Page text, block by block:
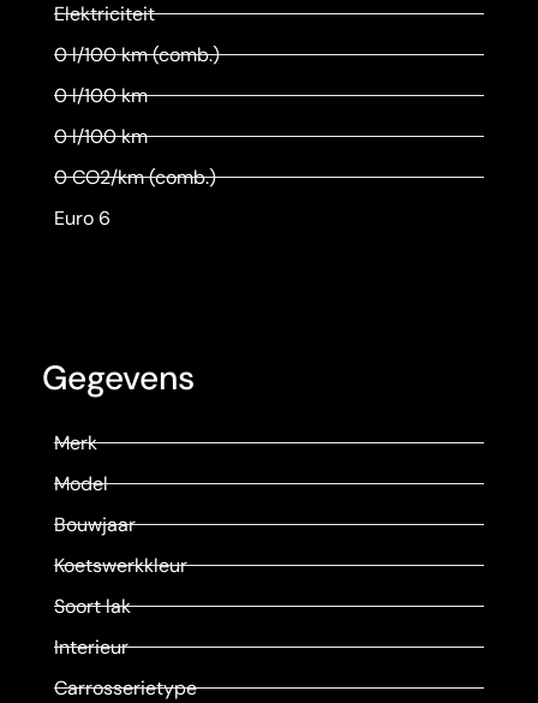
Elektriciteit
0 l/100 km (comb.)
0 l/100 km
0 l/100 km
0 CO2/km (comb.)
Euro 6
Gegevens
Merk
Model
Bouwjaar
Koetswerkkleur
Soort lak
Interieur
Carrosserietype